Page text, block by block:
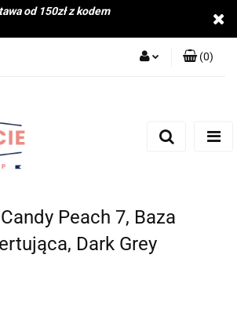
od 150zł z kodem
(0)
Peach 7, Baza
Dark Grey